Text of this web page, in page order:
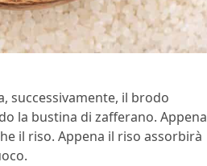
successivamente, il brodo
la bustina di zafferano. Appena
il riso. Appena il riso assorbirà